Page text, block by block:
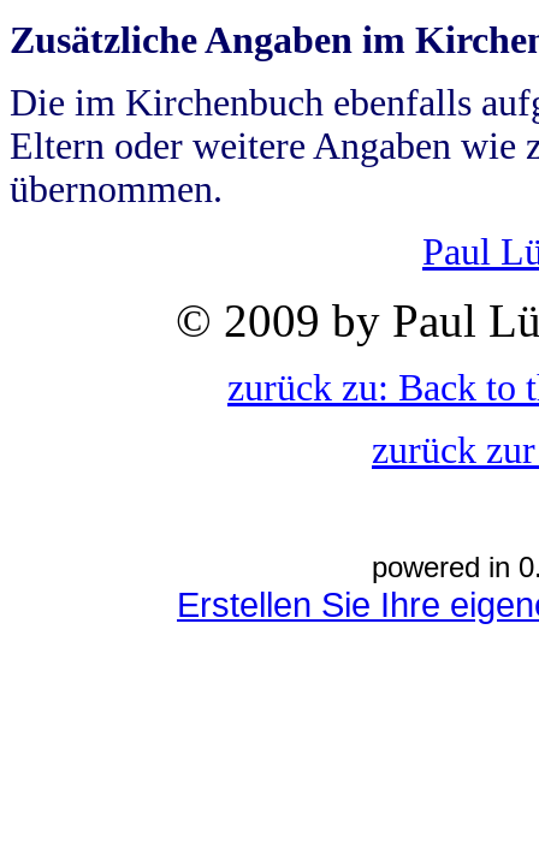
Zusätzliche Angaben im
Die im Kirchenbuch ebenfalls
Eltern oder weitere Angaben wie
übernommen.
Paul
© 2009 by Paul
zurück zu: Back to
zurück
powered in
Erstellen Sie Ihre